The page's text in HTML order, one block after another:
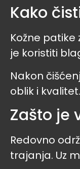
Kako
Kožne
je koristiti
Nakon
oblik i kvalitet.
Zašto je
Redovno
trajanja. Uz